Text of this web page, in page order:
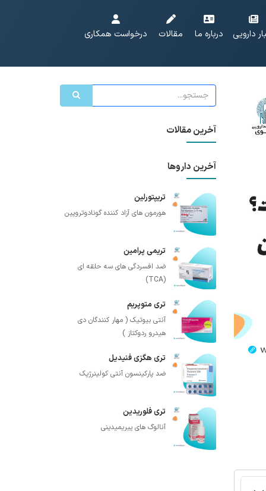
دارویی درباره ما مقالات درخواست همکاری
آخرین مقالات
آخرین داروها
تریپتورلین
هورمون های آزاد کننده گونادوتروپین
تریمی پرامین
ضد افسردگی های سه حلقه ای
(TCA)
تری متوپریم
آنتی بیوتیک ( مهار کنندگان دی
هیدرو ردوکتاز )
تری هگزی فنیدیل
ضد پارکینسون آنتی کولینرژیک
تری فلوریدین
آنالوگ های پیریمیدینی